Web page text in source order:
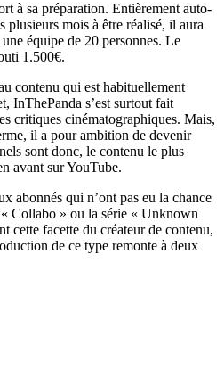
à sa préparation. Entièrement auto-
plusieurs mois à être réalisé, il aura
équipe de 20 personnes. Le
1.500€.
contenu qui est habituellement
InThePanda s’est surtout fait
critiques cinématographiques. Mais,
il a pour ambition de devenir
sont donc, le contenu le plus
avant sur YouTube.
abonnés qui n’ont pas eu la chance
Collabo » ou la série « Unknown
cette facette du créateur de contenu,
de ce type remonte à deux